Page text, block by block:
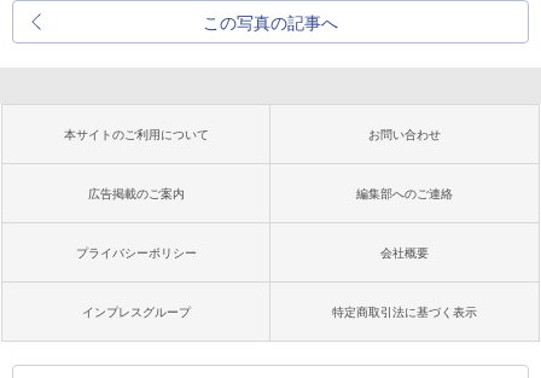
この写真の記事へ
本サイトのご利用について お問い合わせ
広告掲載のご案内 編集部へのご連絡
プライバシーポリシー 会社概要
インプレスグループ 特定商取引法に基づく表示